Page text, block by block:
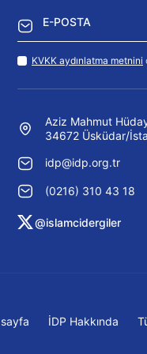
KVKK aydınlatma metnini
Aziz Mahmut
34672 Üsküdar/
idp@idp.org.tr
(0216) 310 43 18
@islamcidergiler
İDP Hakkında